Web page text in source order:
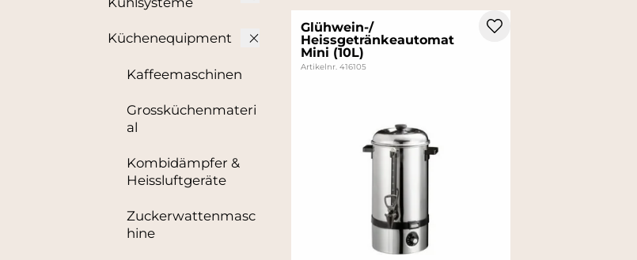
Küchenequipment
Kaffeemaschinen
Grossküchenmateri
al
Kombidämpfer &
Heissluftgeräte
Zuckerwattenmasc
hine
Glühwein-/
Heissgetränkeautomat
Mini (10L)
Artikelnr. 416105